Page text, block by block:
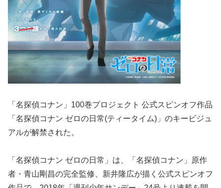
「名探偵コナン」100巻プロジェクト 公式スピンオフ作品
「名探偵コナン ゼロの日常(ティータイム)」のキービジュ
アルが解禁された。
「名探偵コナン ゼロの日常」は、「名探偵コナン」原作
者・青山剛昌の完全監修、新井隆広が描く公式スピンオフ